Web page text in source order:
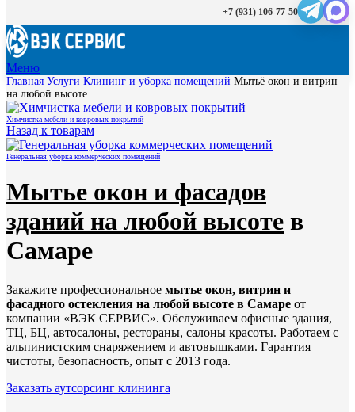
+7 (931) 106-77-50
Меню
Главная Услуги Клининг и уборка помещений Мытьё окон и витрин
на любой высоте
Химчистка мебели и ковровых покрытий
Назад к товарам
Генеральная уборка коммерческих помещений
Мытье окон и фасадов
зданий на любой высоте в
Самаре
Закажите профессиональное мытье окон, витрин и
фасадного остекления на любой высоте в Самаре от
компании «ВЭК СЕРВИС». Обслуживаем офисные здания,
ТЦ, БЦ, автосалоны, рестораны, салоны красоты. Работаем с
альпинистским снаряжением и автовышками. Гарантия
чистоты, безопасность, опыт с 2013 года.
Заказать аутсорсинг клининга